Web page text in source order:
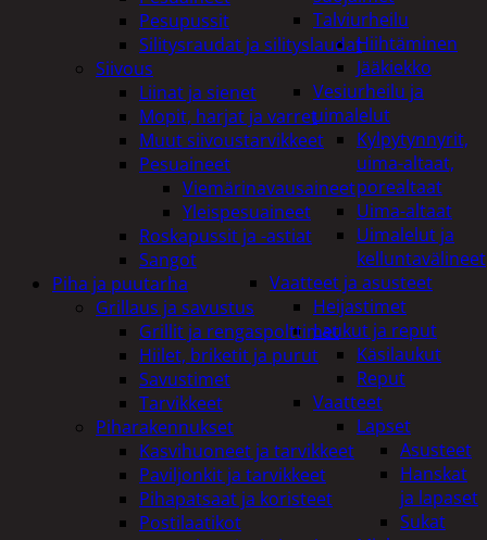
Talviurheilu
Hiihtäminen
Jääkiekko
Vesiurheilu ja
uimalelut
Kylpytynnyrit,
uima-altaat,
porealtaat
Uima-altaat
Uimalelut ja
kelluntavälineet
Vaatteet ja asusteet
Heijastimet
Laukut ja reput
Käsilaukut
Reput
Vaatteet
Lapset
Asusteet
Hanskat
ja lapaset
Sukat
Pesupussit
Silitysraudat ja silityslaudat
Siivous
Liinat ja sienet
Mopit, harjat ja varret
Muut siivoustarvikkeet
Pesuaineet
Viemärinavausaineet
Yleispesuaineet
Roskapussit ja -astiat
Sangot
Piha ja puutarha
Grillaus ja savustus
Grillit ja rengaspolttimet
Hiilet, briketit ja purut
Savustimet
Tarvikkeet
Piharakennukset
Kasvihuoneet ja tarvikkeet
Paviljonkit ja tarvikkeet
Pihapatsaat ja koristeet
Postilaatikot